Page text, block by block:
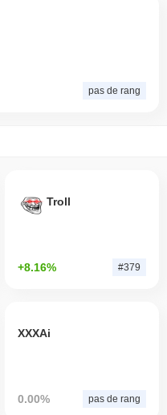
pas de rang
Troll
+8.16% #379
XXXAi
0.00% pas de rang